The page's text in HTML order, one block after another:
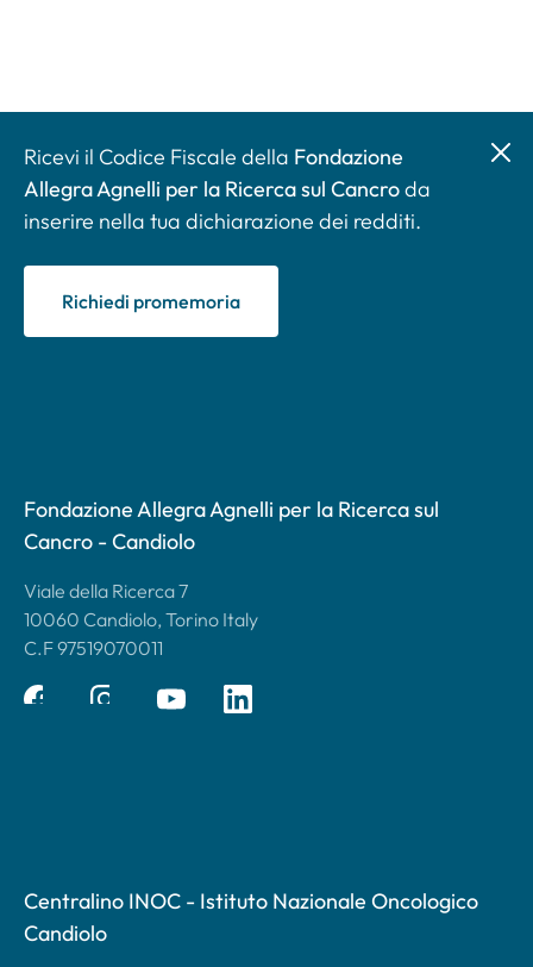
Ricevi il Codice Fiscale della Fondazione
Allegra Agnelli per la Ricerca sul Cancroda
inserire nella tua dichiarazione dei redditi.
Richiedi promemoria
Fondazione Allegra Agnelli per la Ricerca sul
Cancro - Candiolo
Viale della Ricerca 7
10060 Candiolo, Torino Italy
C.F 97519070011
Centralino INOC - Istituto Nazionale Oncologico
Candiolo